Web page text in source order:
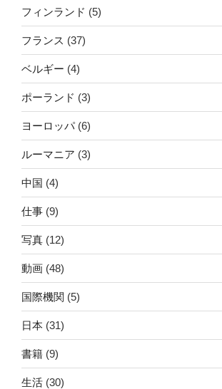
フィンランド (5)
フランス (37)
ベルギー (4)
ポーランド (3)
ヨーロッパ(6)
ルーマニア (3)
中国 (4)
仕事 (9)
写真 (12)
動画 (48)
国際機関 (5)
日本 (31)
書籍 (9)
生活 (30)